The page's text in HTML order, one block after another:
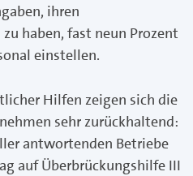
ihren
haben, fast neun Prozent
einstellen.
Hilfen zeigen sich die
sehr zurückhaltend:
antwortenden Betriebe
auf Überbrückungshilfe III